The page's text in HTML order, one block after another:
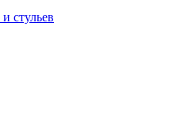
стульев